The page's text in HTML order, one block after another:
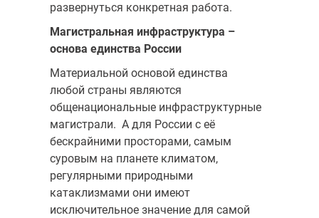
развернуться конкретная работа.
Магистральная инфраструктура –
основа единства России
Материальной основой единства
любой страны являются
общенациональные инфраструктурные
магистрали. А для России с её
бескрайними просторами, самым
суровым на планете климатом,
регулярными природными
катаклизмами они имеют
исключительное значение для самой